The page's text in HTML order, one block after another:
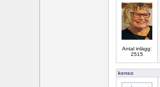
Antal inlägg:
2515
kenso